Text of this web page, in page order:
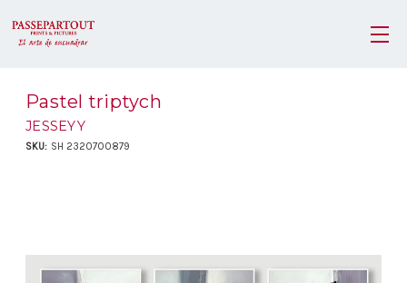
Pastel triptych
JESSEYY
SKU: SH 2320700879